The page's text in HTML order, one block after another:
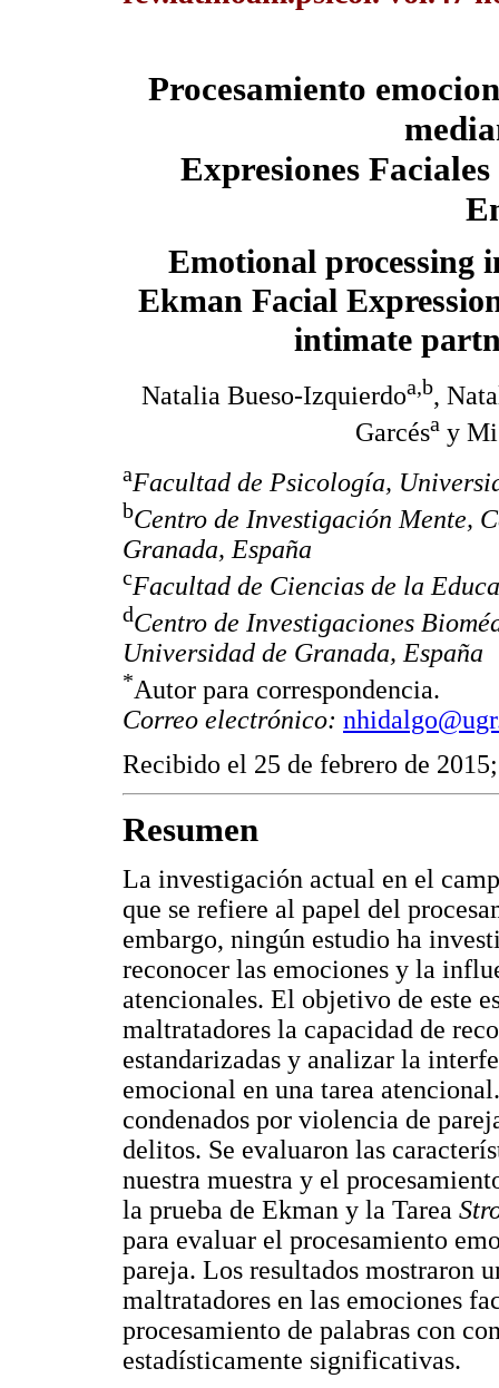
Procesamiento
Expresiones
Emotional processing
Ekman Facial
intimate
Natalia Bueso-Izquierdoa,b,
Garcésa y
aFacultad de Psicología,
bCentro de Investigación Mente,
Granada, España
cFacultad de Ciencias de la
dCentro de Investigaciones
Universidad de Granada, España
*Autor para correspondencia.
Correo electrónico:
Recibido el 25 de febrero de
Resumen
La investigación actual en el
que se refiere al papel del
embargo, ningún estudio ha
reconocer las emociones y la
atencionales. El objetivo de este
maltratadores la capacidad de
estandarizadas y analizar la
emocional en una tarea
condenados por violencia de
delitos. Se evaluaron las
nuestra muestra y el
la prueba de Ekman y la Tarea
para evaluar el procesamiento
pareja. Los resultados mostraron
maltratadores en las emociones
procesamiento de palabras con
estadísticamente significativas.